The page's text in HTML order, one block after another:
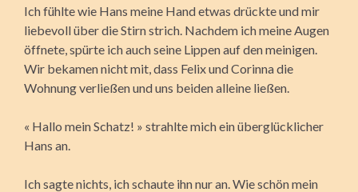
Ich fühlte wie Hans meine Hand etwas drückte und mir
liebevoll über die Stirn strich. Nachdem ich meine Augen
öffnete, spürte ich auch seine Lippen auf den meinigen.
Wir bekamen nicht mit, dass Felix und Corinna die
Wohnung verließen und uns beiden alleine ließen.
« Hallo mein Schatz! » strahlte mich ein überglücklicher
Hans an.
Ich sagte nichts, ich schaute ihn nur an. Wie schön mein